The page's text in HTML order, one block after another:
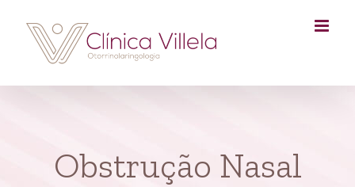
content
Obstrução Nasal